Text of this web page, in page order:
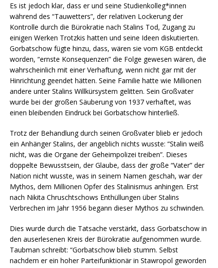
Es ist jedoch klar, dass er und seine Studienkolleg*innen
während des “Tauwetters”, der relativen Lockerung der
Kontrolle durch die Bürokratie nach Stalins Tod, Zugang zu
einigen Werken Trotzkis hatten und seine Ideen diskutierten.
Gorbatschow fügte hinzu, dass, wären sie vom KGB entdeckt
worden, “ernste Konsequenzen” die Folge gewesen wären, die
wahrscheinlich mit einer Verhaftung, wenn nicht gar mit der
Hinrichtung geendet hätten. Seine Familie hatte wie Millionen
andere unter Stalins Willkürsystem gelitten. Sein Großvater
wurde bei der großen Säuberung von 1937 verhaftet, was
einen bleibenden Eindruck bei Gorbatschow hinterließ.
Trotz der Behandlung durch seinen Großvater blieb er jedoch
ein Anhänger Stalins, der angeblich nichts wusste: “Stalin weiß
nicht, was die Organe der Geheimpolizei treiben”. Dieses
doppelte Bewusstsein, der Glaube, dass der große “Vater” der
Nation nicht wusste, was in seinem Namen geschah, war der
Mythos, dem Millionen Opfer des Stalinismus anhingen. Erst
nach Nikita Chruschtschows Enthüllungen über Stalins
Verbrechen im Jahr 1956 begann dieser Mythos zu schwinden.
Dies wurde durch die Tatsache verstärkt, dass Gorbatschow in
den auserlesenen Kreis der Bürokratie aufgenommen wurde.
Taubman schreibt: “Gorbatschow blieb stumm. Selbst
nachdem er ein hoher Parteifunktionär in Stawropol geworden